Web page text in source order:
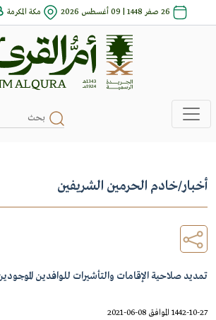
26 صفر 1448 | 09 أغسطس 2026 مكة المكرمة
أخبار/خادم الحرمين الشريفين
تمديد صلاحية الإقامات والتأشيرات للوافدين
1442-10-27 الموافق 08-06-2021